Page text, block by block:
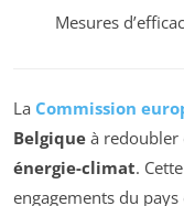
Mesures
La Commission
Belgique à redoubler
énergie-climat.
engagements du